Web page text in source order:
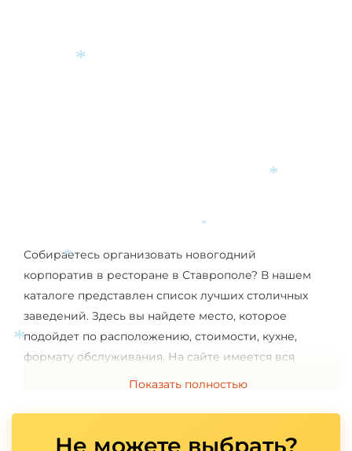
Собираетесь организовать новогодний
корпоратив в ресторане в Ставрополе? В нашем
каталоге представлен список лучших столичных
заведений. Здесь вы найдете место, которое
подойдет по расположению, стоимости, кухне,
формату обслуживания. На сайте имеется вся
необходимая информация. Выбирайте и
вечер пройдет идеально.
Показать полностью
Не можете выбрать?
*